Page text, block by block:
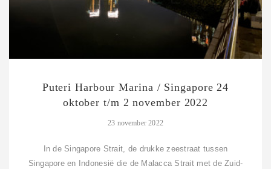
Puteri Harbour Marina / Singapore 24
oktober t/m 2 november 2022
23 november 2022
In de Singapore Strait, de drukke zeestraat tussen
Singapore en Indonesië die de Malacca Strait met de Zuid-